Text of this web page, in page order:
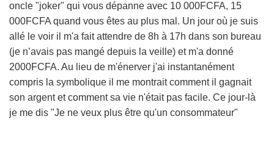
oncle "joker" qui vous dépanne avec 10 000FCFA, 15
000FCFA quand vous êtes au plus mal. Un jour où je suis
allé le voir il m'a fait attendre de 8h à 17h dans son bureau
(je n’avais pas mangé depuis la veille) et m'a donné
2000FCFA. Au lieu de m'énerver j'ai instantanément
compris la symbolique il me montrait comment il gagnait
son argent et comment sa vie n'était pas facile. Ce jour-là
je me dis "Je ne veux plus être qu'un consommateur"